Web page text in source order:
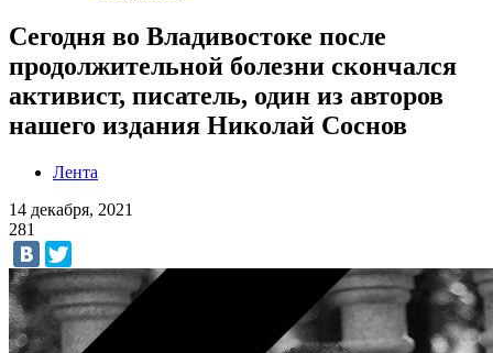
Сегодня во Владивостоке после
продолжительной болезни скончался
активист, писатель, один из авторов
нашего издания Николай Соснов
Лента
14 декабря, 2021
281